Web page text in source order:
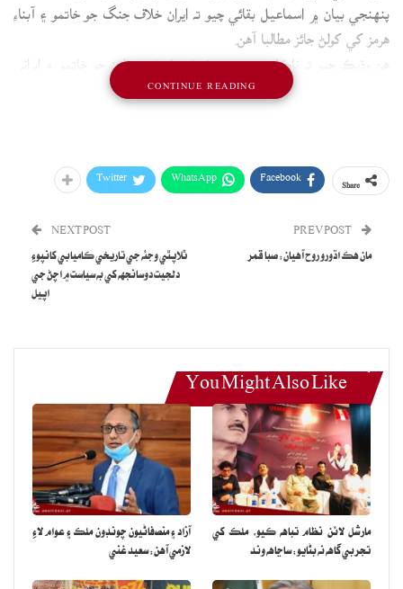
پنهنجي بيان ۾ اسماعيل بقائي چيو ته ايران خلاف جنگ جو خاتمو ۽ آبناءِ
هرمز کي کولڻ جائز مطالبا آهن.
هن وڌيڪ چيو ته ناڪابندي ختم ڪرڻ، سامونڊي ڌاڙن جو خاتمو ۽ ايراني
اثاثن کي بحال ڪرڻ به جائز مطالبن ۾ شامل آهن.
هن چيو ته آبناءِ هرمز تان محفوظ رستو ۽ لبنان سميت خطي ۾ سيڪيورٽي
Facebook
WhatsApp
Twitter
مان هڪ اڌورو روح آهيان: صبا قمر
NEXT POST
ٿلاپٿي وجئه جي تاريخي ڪاميابي کانپوءِ
دلجيت دوسانجهه کي به سياست ۾ اچڻ جي
اپيل
You Might Also Like
مارشل لائن نظام تباهه ڪيو، ملڪ کي
تجربي گاهه نه بڻايو: ساڃاهه وند
آزاد ۽ منصفاڻيون چونڊون ملڪ ۽ عوام لاءِ
لازمي آهن: سعيد غني